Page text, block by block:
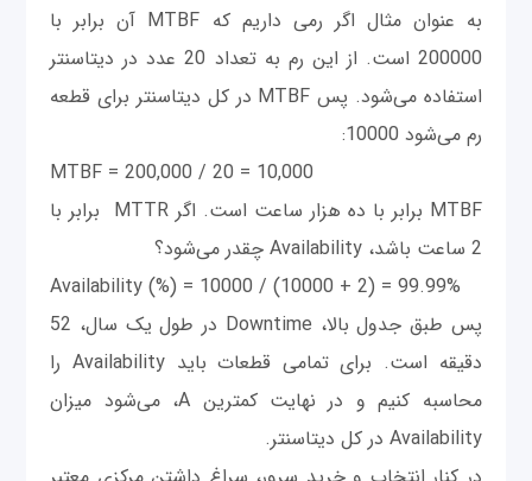
به عنوان مثال اگر رمی داریم که MTBF آن برابر با
200000 است. از این رم به تعداد 20 عدد در دیتاسنتر
استفاده می‌شود. پس MTBF در کل دیتاسنتر برای قطعه
رم می‌شود 10000:
MTBF = 200,000 / 20 = 10,000
MTBF برابر با ده هزار ساعت است. اگر MTTR برابر با
2 ساعت باشد، Availability چقدر می‌شود؟
Availability (%) = 10000 / (10000 + 2) = 99.99%
پس طبق جدول بالا، Downtime در طول یک سال، 52
دقیقه است. برای تمامی قطعات باید Availability را
محاسبه کنیم و در نهایت کمترین A، می‌شود میزان
Availability در کل دیتاسنتر.